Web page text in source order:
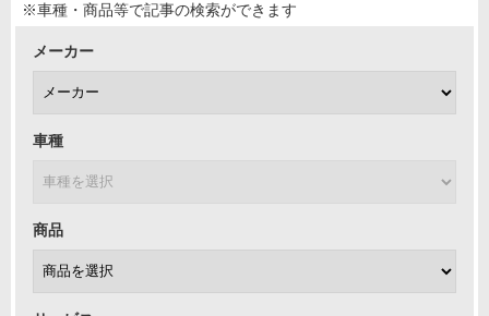
※車種・商品等で記事の検索ができます
メーカー
車種
商品